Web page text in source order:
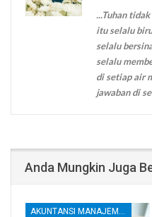
...Tuhan
itu selalu
selalu
selalu
di setiap air
jawaban di
Anda Mungkin Juga
AKUNTANSI MANAJEMEN DAN BIAYA